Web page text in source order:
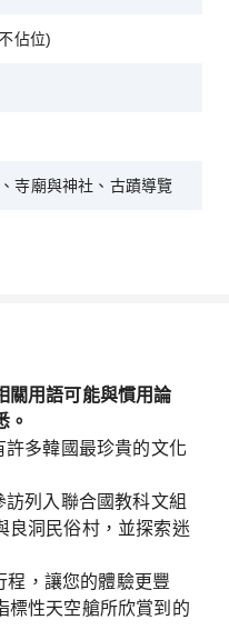
佔位)
寺廟與神社、古蹟導覽
關用語可能與慣用論
。
多韓國最珍貴的文化
列入聯合國教科文組
良洞民俗村，並探索迷
程，讓您的體驗更豐
標性天空艙所欣賞到的